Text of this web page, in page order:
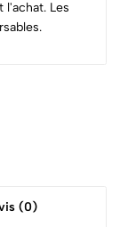
l'achat. Les
(0)